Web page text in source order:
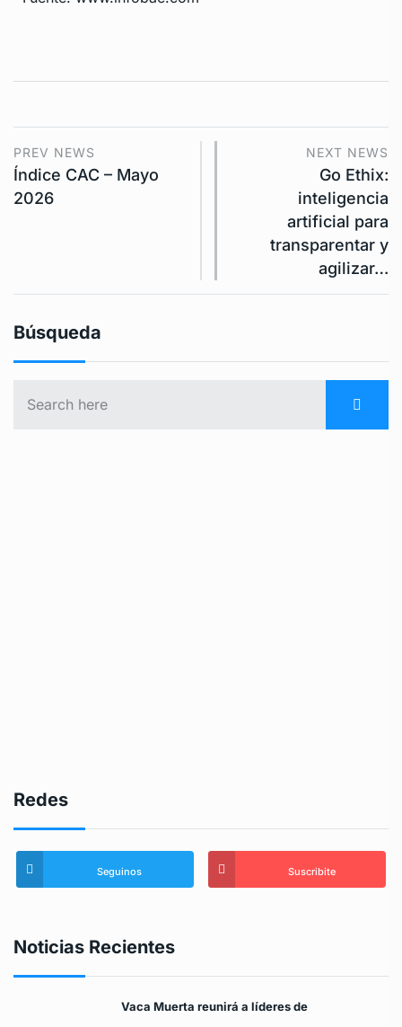
PREV NEWS
Índice CAC – Mayo
2026
NEXT NEWS
Go Ethix:
inteligencia
artificial para
transparentar y
agilizar…
Búsqueda
Redes
Seguinos Suscribite
Noticias Recientes
Vaca Muerta reunirá a líderes de